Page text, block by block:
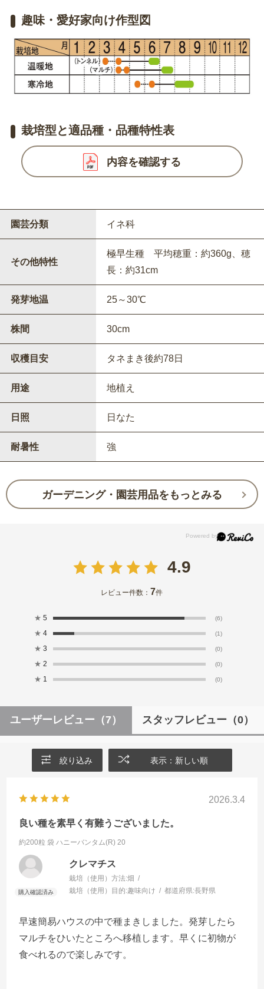
趣味・愛好家向け作型図
栽培型と適品種・品種特性表
内容を確認する
園芸分類 イネ科
その他特性
極早生種 平均穂重：約360g、穂
長：約31cm
発芽地温 25～30℃
株間 30cm
収穫目安 タネまき後約78日
用途 地植え
日照 日なた
耐暑性 強
ガーデニング・園芸用品をもっとみる
4.9
レビュー件数： 7件
★ 5 (6)
★ 4 (1)
★ 3 (0)
★ 2 (0)
★ 1 (0)
ユーザーレビュー （7） スタッフレビュー （0）
絞り込み 表示：新しい順
2026.3.4
良い種を素早く有難うございました。
約200粒 袋 ハニーバンタム(R) 20
クレマチス
栽培（使用）方法:畑
栽培（使用）目的:趣味向け 都道府県:長野県
早速簡易ハウスの中で種まきしました。発芽したら
マルチをひいたところへ移植します。早くに初物が
食べれるので楽しみです。